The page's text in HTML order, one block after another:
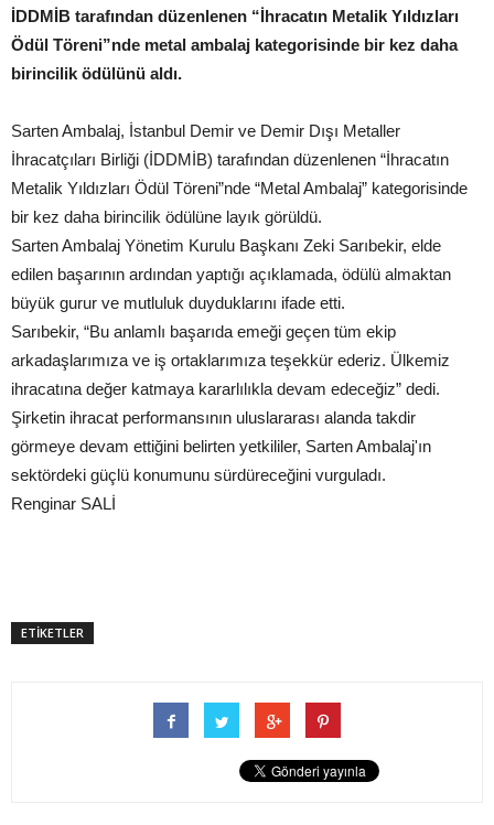
İDDMİB tarafından düzenlenen “İhracatın Metalik Yıldızları
Ödül Töreni”nde metal ambalaj kategorisinde bir kez daha
birincilik ödülünü aldı.
Sarten Ambalaj, İstanbul Demir ve Demir Dışı Metaller
İhracatçıları Birliği (İDDMİB) tarafından düzenlenen “İhracatın
Metalik Yıldızları Ödül Töreni”nde “Metal Ambalaj” kategorisinde
bir kez daha birincilik ödülüne layık görüldü.
Sarten Ambalaj Yönetim Kurulu Başkanı Zeki Sarıbekir, elde
edilen başarının ardından yaptığı açıklamada, ödülü almaktan
büyük gurur ve mutluluk duyduklarını ifade etti.
Sarıbekir, “Bu anlamlı başarıda emeği geçen tüm ekip
arkadaşlarımıza ve iş ortaklarımıza teşekkür ederiz. Ülkemiz
ihracatına değer katmaya kararlılıkla devam edeceğiz” dedi.
Şirketin ihracat performansının uluslararası alanda takdir
görmeye devam ettiğini belirten yetkililer, Sarten Ambalaj'ın
sektördeki güçlü konumunu sürdüreceğini vurguladı.
Renginar SALİ
ETİKETLER